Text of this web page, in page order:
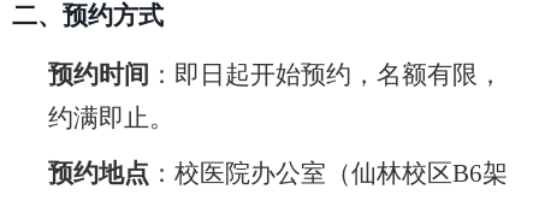
二、 预约方式
预约时间 ：即日起开始预约，名额有限，
约满即止。
预约地点 ：校医院办公室（仙林校区B6架